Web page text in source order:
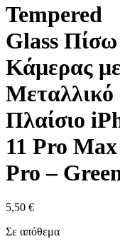
Tempered
Glass Πίσω
Κάμερας με
Μεταλλικό
Πλαίσιο
11 Pro
Pro –
5,50 €
Σε απόθεμα